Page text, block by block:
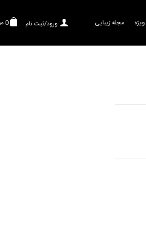
0 ورود/ثبت نام مجله زیبایی